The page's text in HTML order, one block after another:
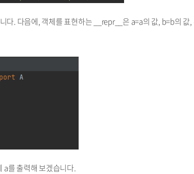
다. 다음에, 객체를 표현하는 __repr__은 a=a의 값, b=b의 값,
a를 출력해 보겠습니다.